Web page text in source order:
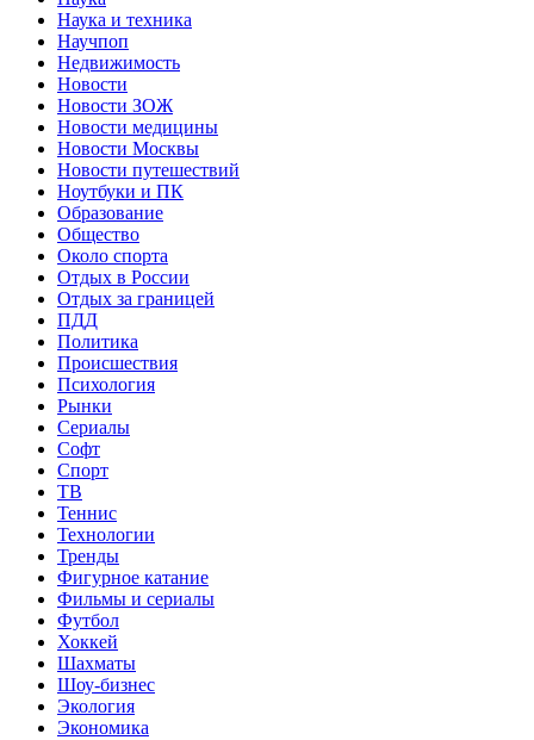
Наука и техника
Научпоп
Недвижимость
Новости
Новости ЗОЖ
Новости медицины
Новости Москвы
Новости путешествий
Ноутбуки и ПК
Образование
Общество
Около спорта
Отдых в России
Отдых за границей
ПДД
Политика
Происшествия
Психология
Рынки
Сериалы
Софт
Спорт
ТВ
Теннис
Технологии
Тренды
Фигурное катание
Фильмы и сериалы
Футбол
Хоккей
Шахматы
Шоу-бизнес
Экология
Экономика